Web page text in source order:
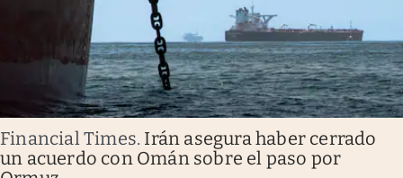
Financial Times. Irán asegura haber cerrado
un acuerdo con Omán sobre el paso por